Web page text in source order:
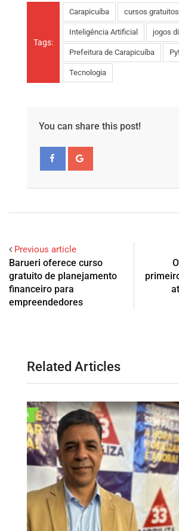
Tags:
Carapicuíba cursos gratuitos
Inteligência Artificial jogos
Prefeitura de Carapicuíba
Tecnologia
You can share this post!
Previous article
Barueri oferece curso
gratuito de planejamento
financeiro para
empreendedores
Related Articles
CARAPICUÍBA